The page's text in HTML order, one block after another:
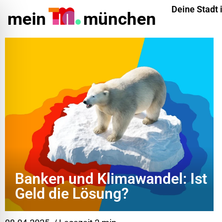
mein münchen Deine Stadt
Banken und Klimawandel: Ist
Geld die Lösung?